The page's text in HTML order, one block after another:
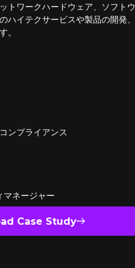
トワークハードウェア、ソフトウ
ハイテクサービスや製品の開発、
。
ンプライアンス
マネージャー
Case Study